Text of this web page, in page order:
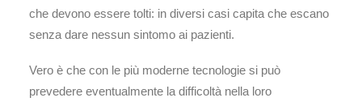
che devono essere tolti: in diversi casi capita che escano
senza dare nessun sintomo ai pazienti.
Vero è che con le più moderne tecnologie si può
prevedere eventualmente la difficoltà nella loro